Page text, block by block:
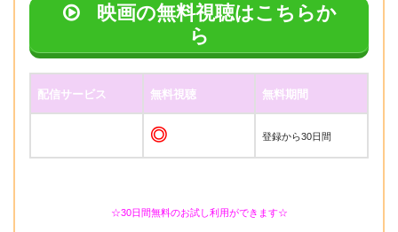
映画の無料視聴はこちらか
ら
配信サービス 無料視聴 無料期間
◎ 登録から30日間
☆30日間無料のお試し利用ができます☆